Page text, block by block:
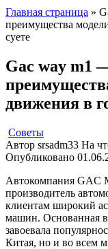
Главная страница »
преимущества
суете
Gac way m1
движения в
Советы
Автор srsadm33 На
Опубликовано
Автокомпания GAC
производитель
клиентам широкий
машин. Основанная
завоевала
Китая, но и во всем